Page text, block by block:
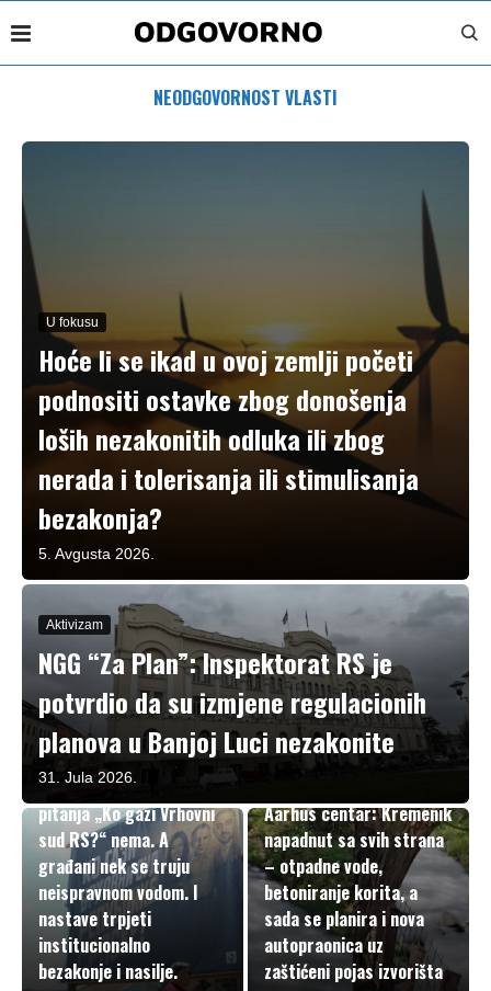
NEODGOVORNOST VLASTI
U fokusu
Hoće li se ikad u ovoj zemlji početi
podnositi ostavke zbog donošenja
loših nezakonitih odluka ili zbog
nerada i tolerisanja ili stimulisanja
bezakonja?
5. Avgusta 2026.
Aktivizam
NGG “Za Plan”: Inspektorat RS je
potvrdio da su izmjene regulacionih
planova u Banjoj Luci nezakonite
31. Jula 2026.
Komentari i analize
Nek samo bilborda i
pitanja „Ko gazi Vrhovni
sud RS?“ nema. A
građani nek se truju
neispravnom vodom. I
nastave trpjeti
institucionalno
bezakonje i nasilje.
Aarhus centar: Kremenik
napadnut sa svih strana
– otpadne vode,
betoniranje korita, a
sada se planira i nova
autopraonica uz
zaštićeni pojas izvorišta